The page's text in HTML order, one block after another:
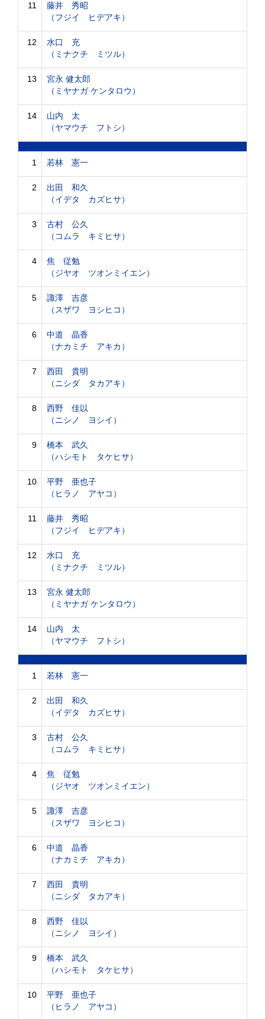
11
藤井 秀昭
（フジイ ヒデアキ）
12
水口 充
（ミナクチ ミツル）
13
宮永 健太郎
（ミヤナガ ケンタロウ）
14
山内 太
（ヤマウチ フトシ）
1 若林 憲一
2
出田 和久
（イデタ カズヒサ）
3
古村 公久
（コムラ キミヒサ）
4
焦 従勉
（ジヤオ ツオンミイエン）
5
諏澤 吉彦
（スザワ ヨシヒコ）
6
中道 晶香
（ナカミチ アキカ）
7
西田 貴明
（ニシダ タカアキ）
8
西野 佳以
（ニシノ ヨシイ）
9
橋本 武久
（ハシモト タケヒサ）
10
平野 亜也子
（ヒラノ アヤコ）
11
藤井 秀昭
（フジイ ヒデアキ）
12
水口 充
（ミナクチ ミツル）
13
宮永 健太郎
（ミヤナガ ケンタロウ）
14
山内 太
（ヤマウチ フトシ）
1 若林 憲一
2
出田 和久
（イデタ カズヒサ）
3
古村 公久
（コムラ キミヒサ）
4
焦 従勉
（ジヤオ ツオンミイエン）
5
諏澤 吉彦
（スザワ ヨシヒコ）
6
中道 晶香
（ナカミチ アキカ）
7
西田 貴明
（ニシダ タカアキ）
8
西野 佳以
（ニシノ ヨシイ）
9
橋本 武久
（ハシモト タケヒサ）
10
平野 亜也子
（ヒラノ アヤコ）